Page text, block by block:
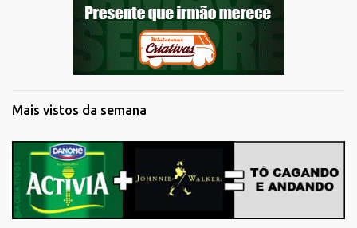
Mais vistos da semana